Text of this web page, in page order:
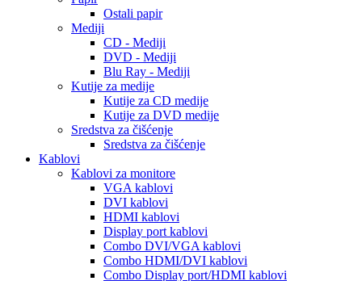
Ostali papir
Mediji
CD - Mediji
DVD - Mediji
Blu Ray - Mediji
Kutije za medije
Kutije za CD medije
Kutije za DVD medije
Sredstva za čišćenje
Sredstva za čišćenje
Kablovi
Kablovi za monitore
VGA kablovi
DVI kablovi
HDMI kablovi
Display port kablovi
Combo DVI/VGA kablovi
Combo HDMI/DVI kablovi
Combo Display port/HDMI kablovi